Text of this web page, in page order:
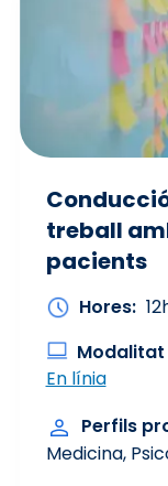
treball
pacients
Hores
Modalitat
En línia
Perfils
Medicina